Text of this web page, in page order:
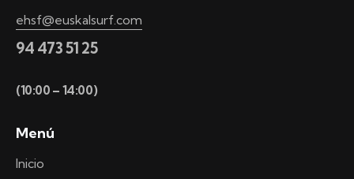
ehsf@euskalsurf.com
94 473 51 25
(10:00 – 14:00)
Menú
Inicio